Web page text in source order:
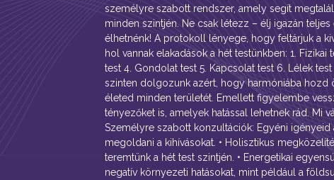
személyre szabott rendszer, amely segít
minden szintjén. Ne csak létezz – élj igazán
élhetnénk! A protokoll lényege, hogy feltárjuk a
hol vannak elakadások a hét testünkben: 1. Fizikai
test 4. Gondolat test 5. Kapcsolat test 6. Lélek
szinten dolgozunk azért, hogy harmóniába hozd
életed minden területét. Emellett figyelembe
tényezőket is, amelyek hatással lehetnek rád. Mi
Személyre szabott konzultációk: Egyéni igényeid
megoldani a kihívásokat. • Holisztikus
teremtünk a hét test szintjén. • Energetikai
negatív környezeti hatásokat, mint például a